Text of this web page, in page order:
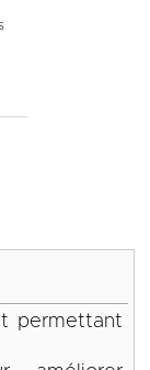
permettant